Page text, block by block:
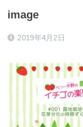
image
2019年4月2日